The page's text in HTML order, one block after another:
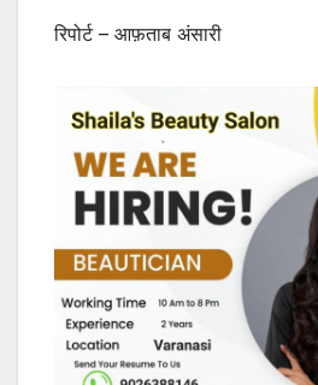
रिपोर्ट – आफ़ताब अंसारी